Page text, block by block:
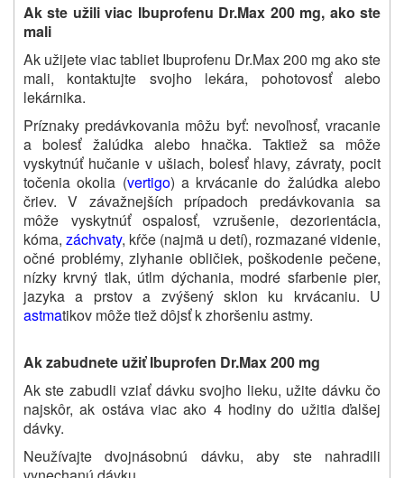
Ak ste užili viac Ibuprofenu Dr.Max 200 mg, ako ste
mali
Ak užijete viac tabliet Ibuprofenu Dr.Max 200 mg ako ste
mali, kontaktujte svojho lekára, pohotovosť alebo
lekárnika.
Príznaky predávkovania môžu byť: nevoľnosť, vracanie
a bolesť žalúdka alebo hnačka. Taktiež sa môže
vyskytnúť hučanie v ušiach, bolesť hlavy, závraty, pocit
točenia okolia (vertigo) a krvácanie do žalúdka alebo
čriev. V závažnejších prípadoch predávkovania sa
môže vyskytnúť ospalosť, vzrušenie, dezorientácia,
kóma,záchvaty, kŕče (najmä u detí), rozmazané videnie,
očné problémy, zlyhanie obličiek, poškodenie pečene,
nízky krvný tlak, útlm dýchania, modré sfarbenie pier,
jazyka a prstov a zvýšený sklon ku krvácaniu. U
astmatikov môže tiež dôjsť k zhoršeniu astmy.
Ak zabudnete užiť Ibuprofen Dr.Max 200 mg
Ak ste zabudli vziať dávku svojho lieku, užite dávku čo
najskôr, ak ostáva viac ako 4 hodiny do užitia ďalšej
dávky.
Neužívajte dvojnásobnú dávku, aby ste nahradili